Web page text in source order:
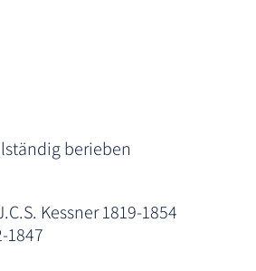
berieben
Kessner 1819-1854
1847